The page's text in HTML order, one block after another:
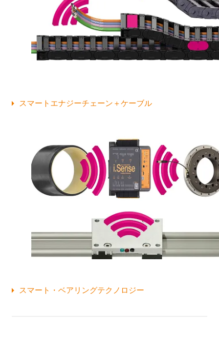
スマートエナジーチェーン＋ケーブル
スマート・ベアリングテクノロジー